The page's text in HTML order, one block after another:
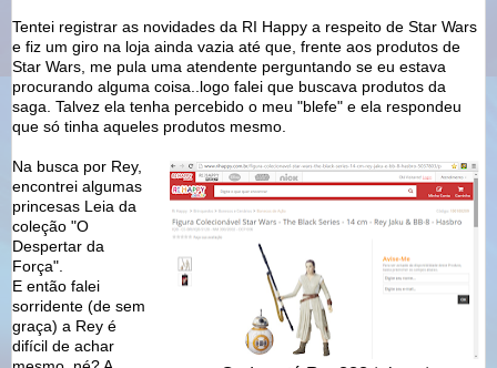
Tentei registrar as novidades da RI Happy a respeito de Star Wars
e fiz um giro na loja ainda vazia até que, frente aos produtos de
Star Wars, me pula uma atendente perguntando se eu estava
procurando alguma coisa..logo falei que buscava produtos da
saga. Talvez ela tenha percebido o meu "blefe" e ela respondeu
que só tinha aqueles produtos mesmo.
Na busca por Rey,
encontrei algumas
princesas Leia da
coleção "O
Despertar da
Força".
E então falei
sorridente (de sem
graça) a Rey é
difícil de achar